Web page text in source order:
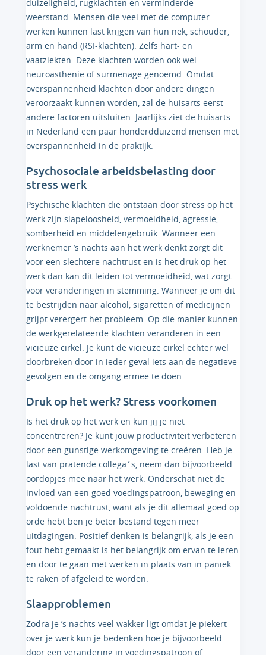
duizeligheid, rugklachten en verminderde
weerstand. Mensen die veel met de computer
werken kunnen last krijgen van hun nek, schouder,
arm en hand (RSI-klachten). Zelfs hart- en
vaatziekten. Deze klachten worden ook wel
neuroasthenie of surmenage genoemd. Omdat
overspannenheid klachten door andere dingen
veroorzaakt kunnen worden, zal de huisarts eerst
andere factoren uitsluiten. Jaarlijks ziet de huisarts
in Nederland een paar honderdduizend mensen met
overspannenheid in de praktijk.
Psychosociale arbeidsbelasting door
stress werk
Psychische klachten die ontstaan door stress op het
werk zijn slapeloosheid, vermoeidheid, agressie,
somberheid en middelengebruik. Wanneer een
werknemer ’s nachts aan het werk denkt zorgt dit
voor een slechtere nachtrust en is het druk op het
werk dan kan dit leiden tot vermoeidheid, wat zorgt
voor veranderingen in stemming. Wanneer je om dit
te bestrijden naar alcohol, sigaretten of medicijnen
grijpt verergert het probleem. Op die manier kunnen
de werkgerelateerde klachten veranderen in een
vicieuze cirkel. Je kunt de vicieuze cirkel echter wel
doorbreken door in ieder geval iets aan de negatieve
gevolgen en de omgang ermee te doen.
Druk op het werk? Stress voorkomen
Is het druk op het werk en kun jij je niet
concentreren? Je kunt jouw productiviteit verbeteren
door een gunstige werkomgeving te creëren. Heb je
last van pratende collega´s, neem dan bijvoorbeeld
oordopjes mee naar het werk. Onderschat niet de
invloed van een goed voedingspatroon, beweging en
voldoende nachtrust, want als je dit allemaal goed op
orde hebt ben je beter bestand tegen meer
uitdagingen. Positief denken is belangrijk, als je een
fout hebt gemaakt is het belangrijk om ervan te leren
en door te gaan met werken in plaats van in paniek
te raken of afgeleid te worden.
Slaapproblemen
Zodra je ’s nachts veel wakker ligt omdat je piekert
over je werk kun je bedenken hoe je bijvoorbeeld
door een verandering in voedingspatroon of